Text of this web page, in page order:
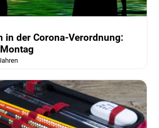
in der Corona-Verordnung: